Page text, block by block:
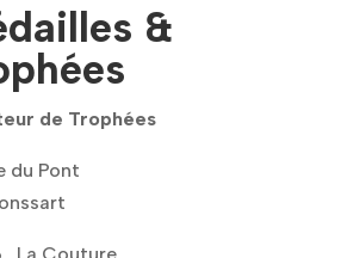
&
de Trophées
du Pont